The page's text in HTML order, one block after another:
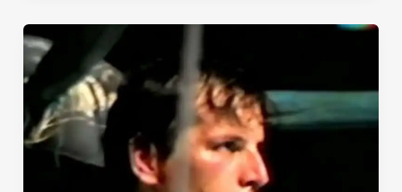
Echavarría
VS
Randolph
McClain
(1989)